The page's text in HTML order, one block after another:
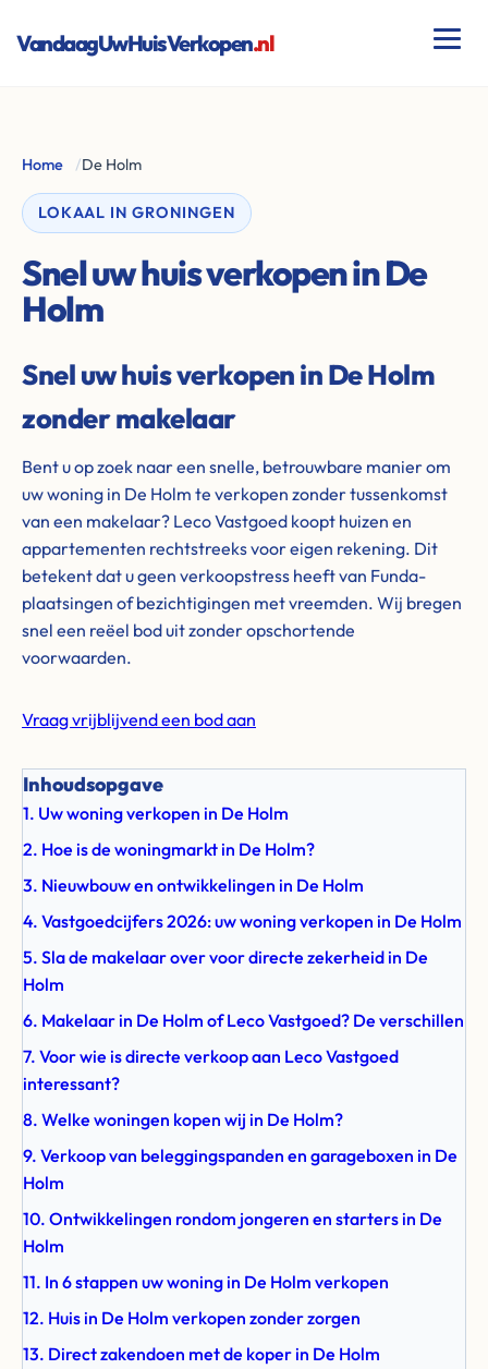
VandaagUwHuisVerkopen.nl
Home /De Holm
LOKAAL IN GRONINGEN
Snel uw huis verkopen in De
Holm
Snel uw huis verkopen in De Holm
zonder makelaar
Bent u op zoek naar een snelle, betrouwbare manier om
uw woning in De Holm te verkopen zonder tussenkomst
van een makelaar? Leco Vastgoed koopt huizen en
appartementen rechtstreeks voor eigen rekening. Dit
betekent dat u geen verkoopstress heeft van Funda-
plaatsingen of bezichtigingen met vreemden. Wij bregen
snel een reëel bod uit zonder opschortende
voorwaarden.
Vraag vrijblijvend een bod aan
Inhoudsopgave
1. Uw woning verkopen in De Holm
2. Hoe is de woningmarkt in De Holm?
3. Nieuwbouw en ontwikkelingen in De Holm
4. Vastgoedcijfers 2026: uw woning verkopen in De Holm
5. Sla de makelaar over voor directe zekerheid in De
Holm
6. Makelaar in De Holm of Leco Vastgoed? De verschillen
7. Voor wie is directe verkoop aan Leco Vastgoed
interessant?
8. Welke woningen kopen wij in De Holm?
9. Verkoop van beleggingspanden en garageboxen in De
Holm
10. Ontwikkelingen rondom jongeren en starters in De
Holm
11. In 6 stappen uw woning in De Holm verkopen
12. Huis in De Holm verkopen zonder zorgen
13. Direct zakendoen met de koper in De Holm